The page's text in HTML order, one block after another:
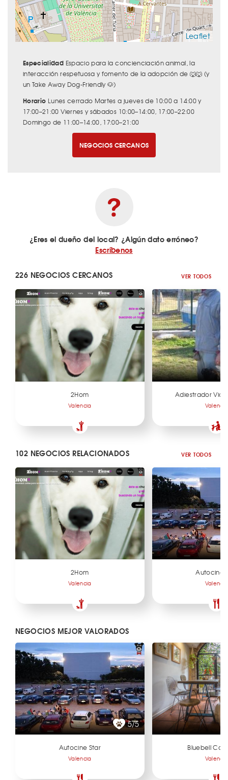
Leaflet
Especialidad Espacio para la concienciación animal, la
interacción respetuosa y fomento de la adopción de 🐺🐺 (y
un Take Away Dog-Friendly 🐶)
Horario Lunes cerrado Martes a jueves de 10:00 a 14:00 y
17:00–21:00 Viernes y sábados 10:00–14:00, 17:00–22:00
Domingo de 11:00–14:00, 17:00–21:00
NEGOCIOS CERCANOS
¿Eres el dueño del local? ¿Algún dato erróneo?
Escríbenos
226 NEGOCIOS CERCANOS VER TODOS
2Hom
Valencia
Adiestrador
Valencia
102 NEGOCIOS RELACIONADOS VER TODOS
2Hom
Valencia
Autocine
Valencia
NEGOCIOS MEJOR VALORADOS
5/5
Autocine Star
Valencia
Bluebell
Valencia